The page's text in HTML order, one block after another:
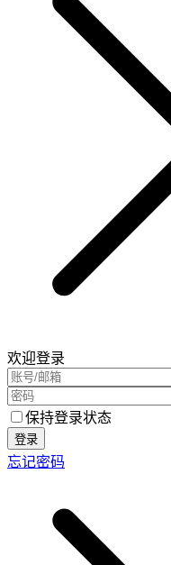
欢迎登录
保持登录状态
登录
忘记密码